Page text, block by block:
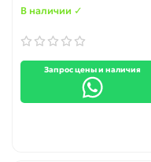
В наличии ✓
Запрос цены и наличия